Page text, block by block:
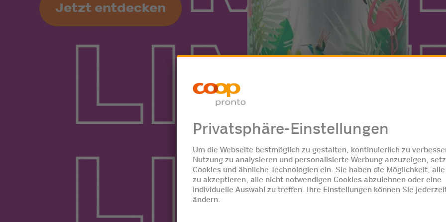
Jetzt entdecken